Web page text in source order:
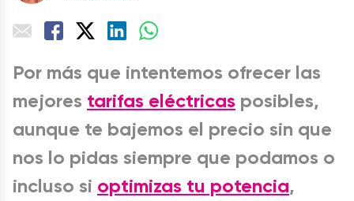
Por más que intentemos ofrecer las
mejores tarifas eléctricas posibles,
aunque te bajemos el precio sin que
nos lo pidas siempre que podamos o
incluso si optimizas tu potencia,